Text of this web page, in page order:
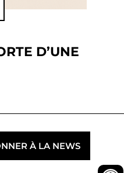
D’UNE
À LA NEWS